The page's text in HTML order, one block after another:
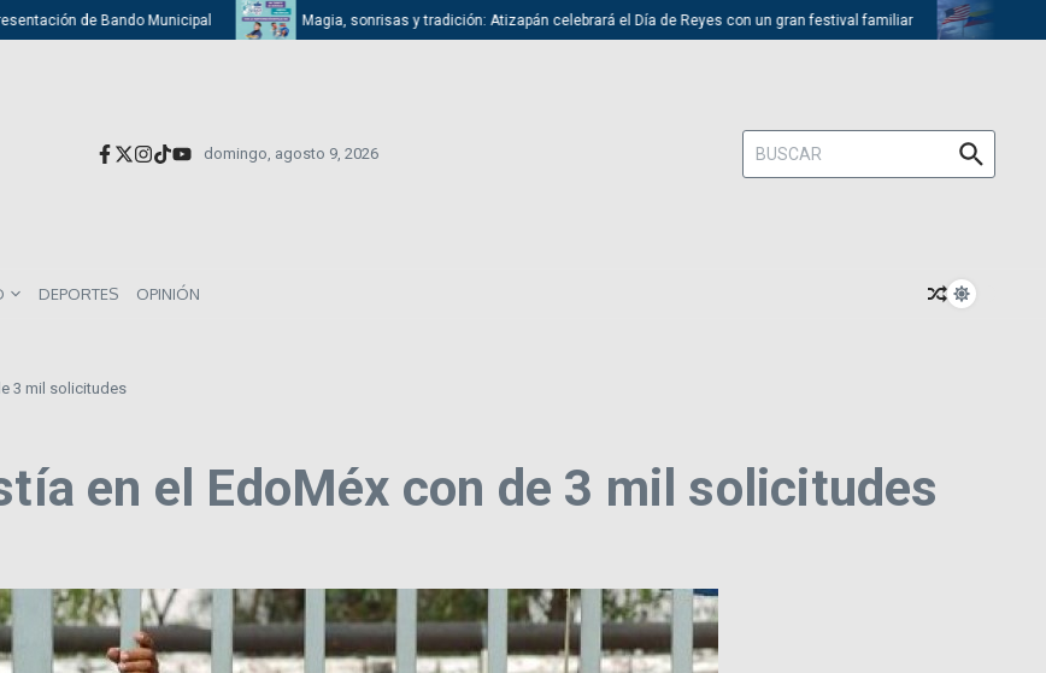
de Bando Municipal Magia, sonrisas y tradición: Atizapán celebrará el Día de Reyes con un gran festival familiar Trump
domingo, agosto 9, 2026
Buscar:
DEPORTES OPINIÓN
3 mil solicitudes
en el EdoMéx con de 3 mil solicitudes